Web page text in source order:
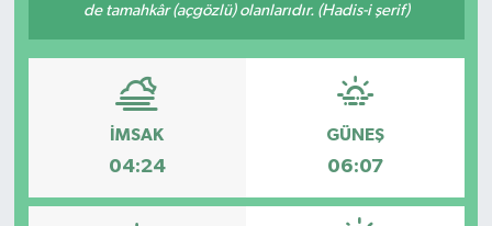
de tamahkâr (açgözlü) olanlarıdır. (Hadis-i şerif)
İMSAK
04:24
GÜNEŞ
06:07